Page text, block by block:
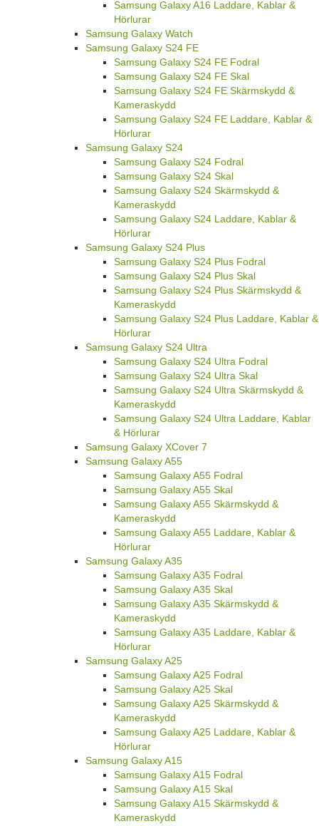
Samsung Galaxy A16 Laddare, Kablar &
Hörlurar
Samsung Galaxy Watch
Samsung Galaxy S24 FE
Samsung Galaxy S24 FE Fodral
Samsung Galaxy S24 FE Skal
Samsung Galaxy S24 FE Skärmskydd &
Kameraskydd
Samsung Galaxy S24 FE Laddare, Kablar &
Hörlurar
Samsung Galaxy S24
Samsung Galaxy S24 Fodral
Samsung Galaxy S24 Skal
Samsung Galaxy S24 Skärmskydd &
Kameraskydd
Samsung Galaxy S24 Laddare, Kablar &
Hörlurar
Samsung Galaxy S24 Plus
Samsung Galaxy S24 Plus Fodral
Samsung Galaxy S24 Plus Skal
Samsung Galaxy S24 Plus Skärmskydd &
Kameraskydd
Samsung Galaxy S24 Plus Laddare, Kablar &
Hörlurar
Samsung Galaxy S24 Ultra
Samsung Galaxy S24 Ultra Fodral
Samsung Galaxy S24 Ultra Skal
Samsung Galaxy S24 Ultra Skärmskydd &
Kameraskydd
Samsung Galaxy S24 Ultra Laddare, Kablar
& Hörlurar
Samsung Galaxy XCover 7
Samsung Galaxy A55
Samsung Galaxy A55 Fodral
Samsung Galaxy A55 Skal
Samsung Galaxy A55 Skärmskydd &
Kameraskydd
Samsung Galaxy A55 Laddare, Kablar &
Hörlurar
Samsung Galaxy A35
Samsung Galaxy A35 Fodral
Samsung Galaxy A35 Skal
Samsung Galaxy A35 Skärmskydd &
Kameraskydd
Samsung Galaxy A35 Laddare, Kablar &
Hörlurar
Samsung Galaxy A25
Samsung Galaxy A25 Fodral
Samsung Galaxy A25 Skal
Samsung Galaxy A25 Skärmskydd &
Kameraskydd
Samsung Galaxy A25 Laddare, Kablar &
Hörlurar
Samsung Galaxy A15
Samsung Galaxy A15 Fodral
Samsung Galaxy A15 Skal
Samsung Galaxy A15 Skärmskydd &
Kameraskydd